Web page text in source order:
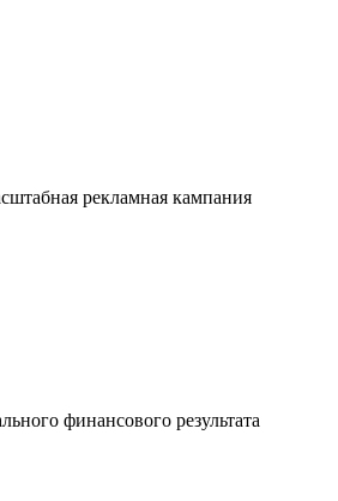
рекламная кампания
финансового результата